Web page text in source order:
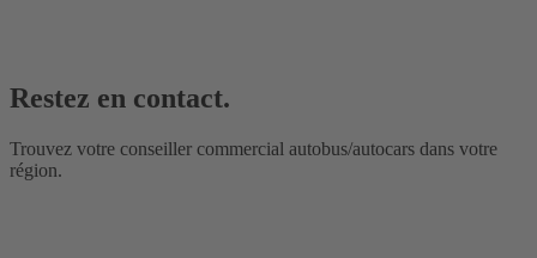
Restez en contact.
Trouvez votre conseiller commercial autobus/autocars dans votre
région.